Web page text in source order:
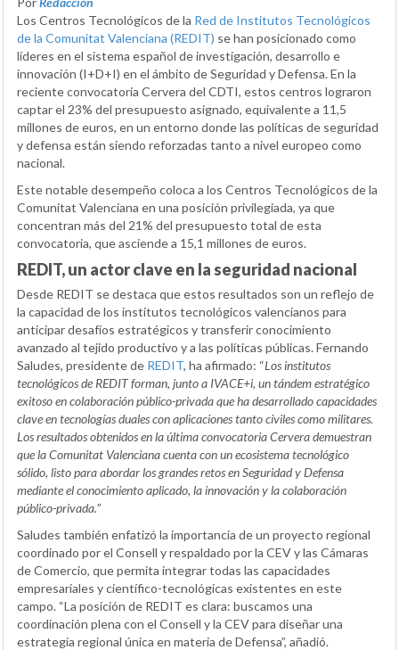
Los Centros Tecnológicos de la Red de Institutos Tecnológicos
de la Comunitat Valenciana (REDIT) se han posicionado como
líderes en el sistema español de investigación, desarrollo e
innovación (I+D+I) en el ámbito de Seguridad y Defensa. En la
reciente convocatoria Cervera del CDTI, estos centros lograron
captar el 23% del presupuesto asignado, equivalente a 11,5
millones de euros, en un entorno donde las políticas de seguridad
y defensa están siendo reforzadas tanto a nivel europeo como
nacional.
Este notable desempeño coloca a los Centros Tecnológicos de la
Comunitat Valenciana en una posición privilegiada, ya que
concentran más del 21% del presupuesto total de esta
convocatoria, que asciende a 15,1 millones de euros.
REDIT, un actor clave en la seguridad nacional
Desde REDIT se destaca que estos resultados son un reflejo de
la capacidad de los institutos tecnológicos valencianos para
anticipar desafíos estratégicos y transferir conocimiento
avanzado al tejido productivo y a las políticas públicas. Fernando
Saludes, presidente de REDIT, ha afirmado: “Los institutos
tecnológicos de REDIT forman, junto a IVACE+i, un tándem estratégico
exitoso en colaboración público-privada que ha desarrollado capacidades
clave en tecnologías duales con aplicaciones tanto civiles como militares.
Los resultados obtenidos en la última convocatoria Cervera demuestran
que la Comunitat Valenciana cuenta con un ecosistema tecnológico
sólido, listo para abordar los grandes retos en Seguridad y Defensa
mediante el conocimiento aplicado, la innovación y la colaboración
público-privada.”
Saludes también enfatizó la importancia de un proyecto regional
coordinado por el Consell y respaldado por la CEV y las Cámaras
de Comercio, que permita integrar todas las capacidades
empresariales y científico-tecnológicas existentes en este
campo. “La posición de REDIT es clara: buscamos una
coordinación plena con el Consell y la CEV para diseñar una
estrategia regional única en materia de Defensa”, añadió.